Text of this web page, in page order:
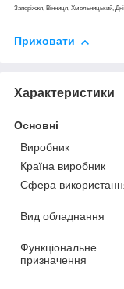
Запоріжжя, Вінниця, Хмельницький,
Приховати
Характеристики
Основні
Виробник
Країна виробник
Сфера
Вид обладнання
Функціональне
призначення